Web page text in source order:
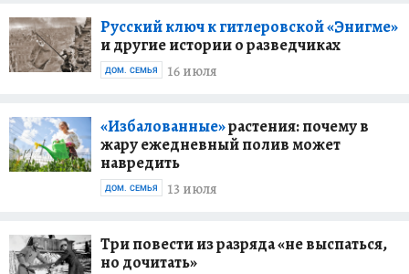
Русский ключ к гитлеровской «Энигме»
и другие истории о разведчиках
16 июля
ДОМ. СЕМЬЯ
«Избалованные»растения: почему в
жару ежедневный полив может
навредить
13 июля
ДОМ. СЕМЬЯ
Три повести из разряда «не выспаться,
но дочитать»